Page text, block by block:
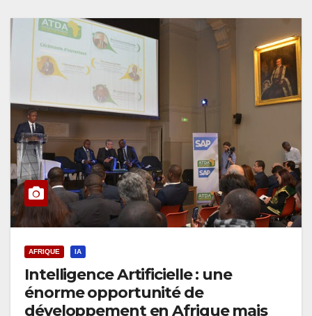
AFRIQUE IA
Intelligence Artificielle : une
énorme opportunité de
développement en Afrique mais